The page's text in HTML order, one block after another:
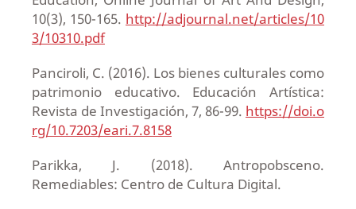
10(3), 150-165. http://adjournal.net/articles/10
3/10310.pdf
Panciroli, C. (2016). Los bienes culturales como
patrimonio educativo. Educación Artística:
Revista de Investigación, 7, 86-99. https://doi.o
rg/10.7203/eari.7.8158
Parikka, J. (2018). Antropobsceno.
Remediables: Centro de Cultura Digital.